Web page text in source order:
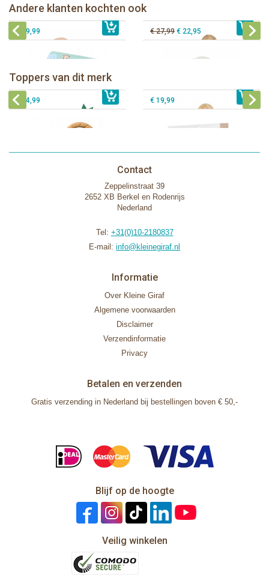
Andere klanten kochten ook
€ 27,99
Sophie de giraf opvouwbaar
speelboek
€ 29,99 € 27,99 € 22,95
Toppers van dit merk
Sophie de giraf Rollin' speelrol IEUF
€ 26,99
IEUF
Fanfan het hertje bijtring in witte
geschenkdoos
€ 14,99 € 19,99
Contact
Zeppelinstraat 39
2652 XB Berkel en Rodenrijs
Nederland
Tel: +31(0)10-2180837
E-mail: info@kleinegiraf.nl
Informatie
Over Kleine Giraf
Algemene voorwaarden
Disclaimer
Verzendinformatie
Privacy
Betalen en verzenden
Gratis verzending in Nederland bij bestellingen boven € 50,-
Blijf op de hoogte
Veilig winkelen